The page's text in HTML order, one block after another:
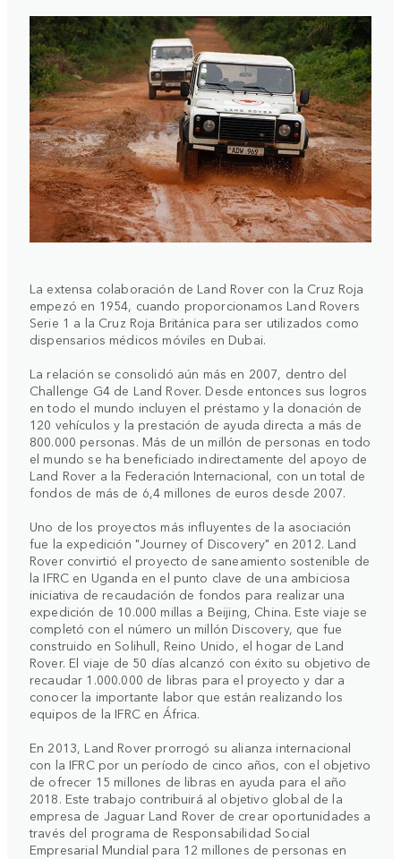
La extensa colaboración de Land Rover con la Cruz Roja
empezó en 1954, cuando proporcionamos Land Rovers
Serie 1 a la Cruz Roja Británica para ser utilizados como
dispensarios médicos móviles en Dubai.
La relación se consolidó aún más en 2007, dentro del
Challenge G4 de Land Rover. Desde entonces sus logros
en todo el mundo incluyen el préstamo y la donación de
120 vehículos y la prestación de ayuda directa a más de
800.000 personas. Más de un millón de personas en todo
el mundo se ha beneficiado indirectamente del apoyo de
Land Rover a la Federación Internacional, con un total de
fondos de más de 6,4 millones de euros desde 2007.
Uno de los proyectos más influyentes de la asociación
fue la expedición "Journey of Discovery" en 2012. Land
Rover convirtió el proyecto de saneamiento sostenible de
la IFRC en Uganda en el punto clave de una ambiciosa
iniciativa de recaudación de fondos para realizar una
expedición de 10.000 millas a Beijing, China. Este viaje se
completó con el número un millón Discovery, que fue
construido en Solihull, Reino Unido, el hogar de Land
Rover. El viaje de 50 días alcanzó con éxito su objetivo de
recaudar 1.000.000 de libras para el proyecto y dar a
conocer la importante labor que están realizando los
equipos de la IFRC en África.
En 2013, Land Rover prorrogó su alianza internacional
con la IFRC por un período de cinco años, con el objetivo
de ofrecer 15 millones de libras en ayuda para el año
2018. Este trabajo contribuirá al objetivo global de la
empresa de Jaguar Land Rover de crear oportunidades a
través del programa de Responsabilidad Social
Empresarial Mundial para 12 millones de personas en